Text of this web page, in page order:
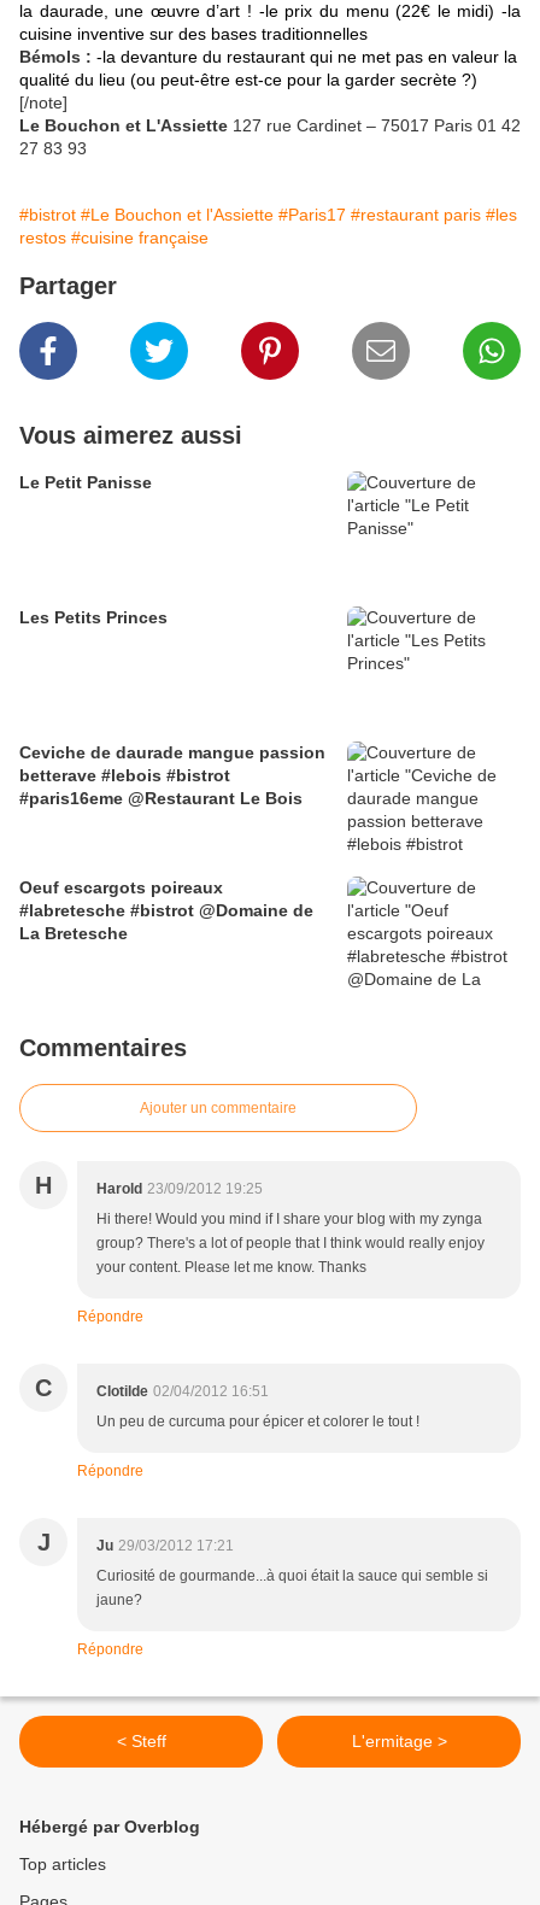
la daurade, une œuvre d’art ! -le prix du menu (22€ le midi) -la
cuisine inventive sur des bases traditionnelles
Bémols : -la devanture du restaurant qui ne met pas en valeur la
qualité du lieu (ou peut-être est-ce pour la garder secrète ?)
[/note]
Le Bouchon et L'Assiette 127 rue Cardinet – 75017 Paris 01 42
27 83 93
#bistrot #Le Bouchon et l'Assiette #Paris17 #restaurant paris #les
restos #cuisine française
Partager
Vous aimerez aussi
Le Petit Panisse
Les Petits Princes
Ceviche de daurade mangue passion
betterave #lebois #bistrot
#paris16eme @Restaurant Le Bois
Oeuf escargots poireaux
#labretesche #bistrot @Domaine de
La Bretesche
Commentaires
Ajouter un commentaire
H Harold 23/09/2012 19:25
Hi there! Would you mind if I share your blog with my zynga
group? There's a lot of people that I think would really enjoy
your content. Please let me know. Thanks
Répondre
C Clotilde 02/04/2012 16:51
Un peu de curcuma pour épicer et colorer le tout !
Répondre
J Ju 29/03/2012 17:21
Curiosité de gourmande...à quoi était la sauce qui semble si
jaune?
Répondre
< Steff L'ermitage >
Hébergé par Overblog
Top articles